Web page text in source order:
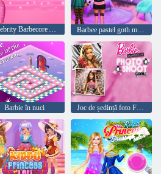
Celebrity Barbecore Aspect estetic Barbee pastel goth moda
Barbie în nuci Joc de ședință foto Fashionista Barbie Fashionistas